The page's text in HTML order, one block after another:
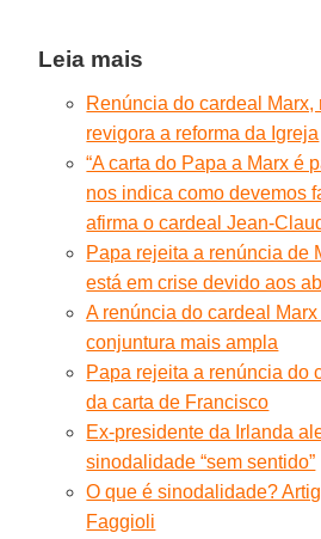
Leia mais
Renúncia do cardeal
revigora a reforma da Igreja
“A carta do Papa a Marx é
nos indica como devemos
afirma o cardeal Jean-
Papa rejeita a renúncia de
está em crise devido aos
A renúncia do cardeal
conjuntura mais ampla
Papa rejeita a renúncia do
da carta de Francisco
Ex-presidente da Irlanda
sinodalidade “sem sentido”
O que é sinodalidade?
Faggioli